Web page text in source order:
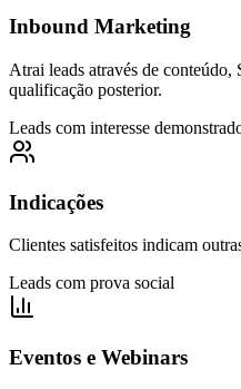
Inbound Marketing
Atrai leads através de
qualificação posterior.
Leads com interesse
Indicações
Clientes satisfeitos indicam
Leads com prova social
Eventos e Webinars